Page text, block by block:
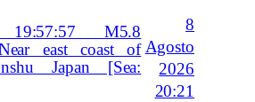
19:57:57 M5.8
east coast of
Japan [Sea:
8
Agosto
2026
20:21